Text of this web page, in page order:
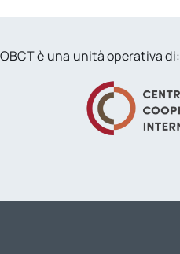
OBCT è una unità operativa di: